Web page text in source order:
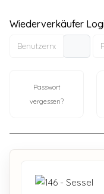
Wiederverkäufer
Benutzername
Passwort
vergessen?